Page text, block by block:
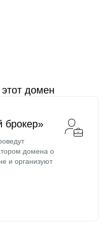
домен
брокер»
домена о
и организуют